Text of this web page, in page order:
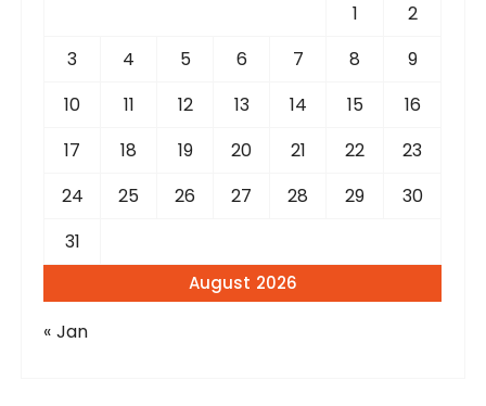
August 2026
1
2
3
4 5 6 7 8
9
10
11 12 13 14 15
16
17
18 19 20 21 22
23
24
25 26 27 28 29
30
31
« Jan